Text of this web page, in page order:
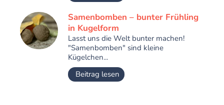
Samenbomben – bunter Frühling
in Kugelform
Lasst uns die Welt bunter machen!
"Samenbomben" sind kleine
Kügelchen...
Beitrag lesen